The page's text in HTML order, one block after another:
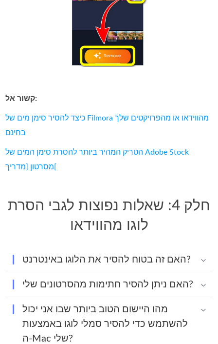
קשור אל:
כיצד להסיר סימן מים של Filmora מהווידאו או מהפרויקטים שלך
בחינם
הטריק המהיר ביותר להסרת סימן המים של Adobe Stock
מסרטון [מדריך[
חלק 4: שאלות נפוצות לגבי הסרת
לוגו מהווידאו
האם זה בטוח להסיר את הלוגו באינטרנט?
האם ניתן להסיר חתימות מהסרטונים שלי?
מהו היישום הטוב ביותר שבו אני יכול
להשתמש כדי להסיר סמלי לוגו באמצעות
ה-Mac שלי?